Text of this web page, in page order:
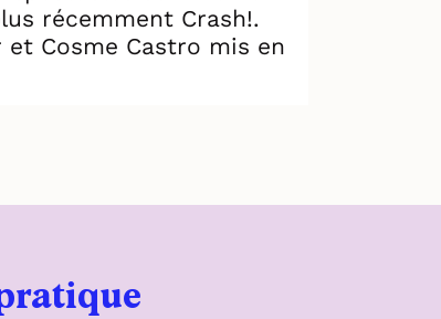
récemment Crash!.
et Cosme Castro mis en